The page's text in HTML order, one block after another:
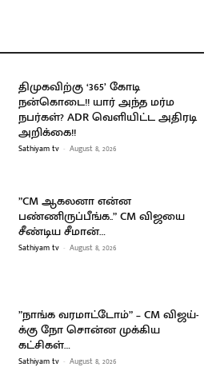
திமுகவிற்கு ‘365’ கோடி
நன்கொடை!! யார் அந்த மர்ம
நபர்கள்? ADR வெளியிட்ட அதிரடி
அறிக்கை!!
Sathiyam tv - August 8, 2026
”CM ஆகலனா என்ன
பண்ணிருப்பீங்க..” CM விஜயை
சீண்டிய சீமான்…
Sathiyam tv - August 8, 2026
”நாங்க வரமாட்டோம்” – CM விஜய்-
க்கு நோ சொன்ன முக்கிய
கட்சிகள்…
Sathiyam tv - August 8, 2026